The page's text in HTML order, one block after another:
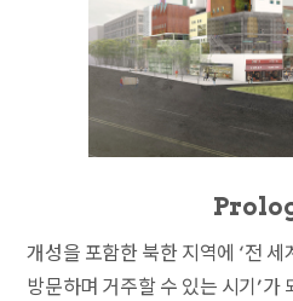
개성을 포함한 북한 지역에 ‘전
방문하며 거주할 수 있는 시기’가